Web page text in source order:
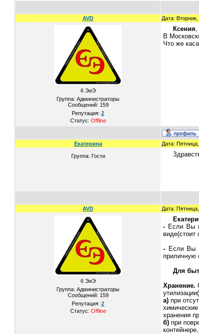
AVD Дата:
6 ЭиЭ
Группа: Администраторы
Сообщений: 159
Репутация: 2
Статус: Offline
Ксения,
В
Что же
Екатерина Дата:
Группа: Гости
AVD Дата:
6 ЭиЭ
Группа: Администраторы
Сообщений: 159
Репутация: 2
Статус: Offline
- Если Вы
виде(стоит
- Если Вы
приличную
Для
Хранение.
а) при
хранения
б) при